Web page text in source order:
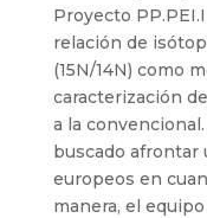
Proyecto
relación de
(15N/14N) como
caracterización
a la
buscado afrontar
europeos en
manera, el